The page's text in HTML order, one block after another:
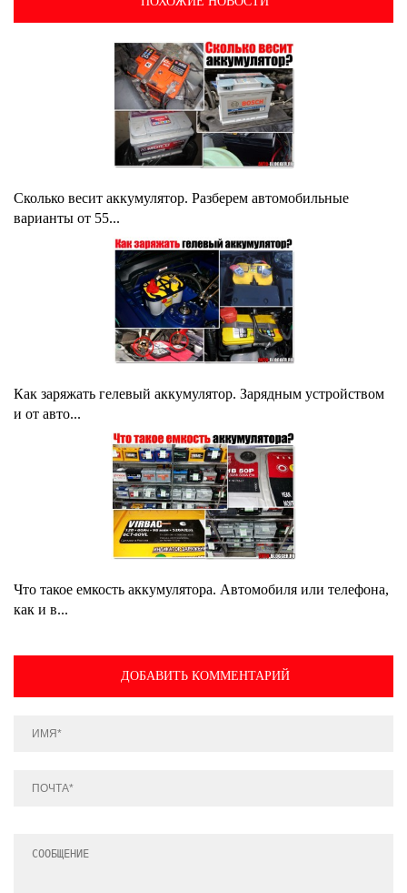
Сколько весит аккумулятор. Разберем автомобильные
варианты от 55...
Как заряжать гелевый аккумулятор. Зарядным устройством
и от авто...
Что такое емкость аккумулятора. Автомобиля или телефона,
как и в...
ДОБАВИТЬ КОММЕНТАРИЙ